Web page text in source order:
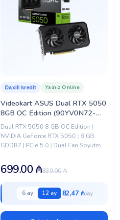
Videokart ASUS Dual RTX 5050
8GB OC Edition (90YV0N72-
M0NA00)
Daxili kredit Yalnız Online
Dual RTX 5050 8 GB OC Edition |
NVIDIA GeForce RTX 5050 | 8 GB
GDDR7 | PCIe 5.0 | Dual Fan Soyutma |
839.00₼
699.00 ₼
6 ay 12 ay 82,47 ₼